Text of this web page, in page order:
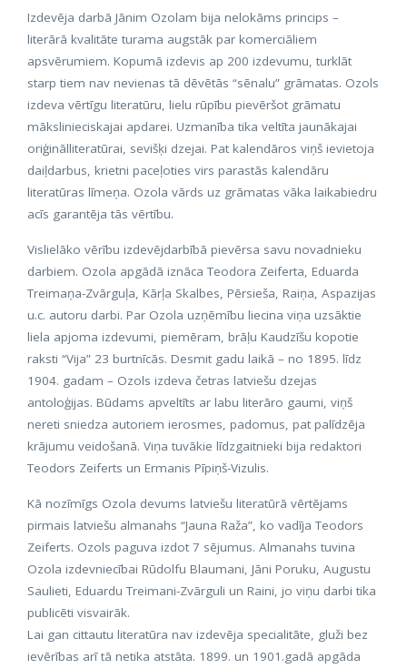
Izdevēja darbā Jānim Ozolam bija nelokāms princips –
literārā kvalitāte turama augstāk par komerciāliem
apsvērumiem. Kopumā izdevis ap 200 izdevumu, turklāt
starp tiem nav nevienas tā dēvētās “sēnalu” grāmatas. Ozols
izdeva vērtīgu literatūru, lielu rūpību pievēršot grāmatu
mākslinieciskajai apdarei. Uzmanība tika veltīta jaunākajai
oriģinālliteratūrai, sevišķi dzejai. Pat kalendāros viņš ievietoja
daiļdarbus, krietni paceļoties virs parastās kalendāru
literatūras līmeņa. Ozola vārds uz grāmatas vāka laikabiedru
acīs garantēja tās vērtību.
Vislielāko vērību izdevējdarbībā pievērsa savu novadnieku
darbiem. Ozola apgādā iznāca Teodora Zeiferta, Eduarda
Treimaņa-Zvārguļa, Kārļa Skalbes, Pērsieša, Raiņa, Aspazijas
u.c. autoru darbi. Par Ozola uzņēmību liecina viņa uzsāktie
liela apjoma izdevumi, piemēram, brāļu Kaudzīšu kopotie
raksti “Vija” 23 burtnīcās. Desmit gadu laikā – no 1895. līdz
1904. gadam – Ozols izdeva četras latviešu dzejas
antoloģijas. Būdams apveltīts ar labu literāro gaumi, viņš
nereti sniedza autoriem ierosmes, padomus, pat palīdzēja
krājumu veidošanā. Viņa tuvākie līdzgaitnieki bija redaktori
Teodors Zeiferts un Ermanis Pīpiņš-Vizulis.
Kā nozīmīgs Ozola devums latviešu literatūrā vērtējams
pirmais latviešu almanahs “Jauna Raža”, ko vadīja Teodors
Zeiferts. Ozols paguva izdot 7 sējumus. Almanahs tuvina
Ozola izdevniecībai Rūdolfu Blaumani, Jāni Poruku, Augustu
Saulieti, Eduardu Treimani-Zvārguli un Raini, jo viņu darbi tika
publicēti visvairāk.
Lai gan cittautu literatūra nav izdevēja specialitāte, gluži bez
ievērības arī tā netika atstāta. 1899. un 1901.gadā apgāda